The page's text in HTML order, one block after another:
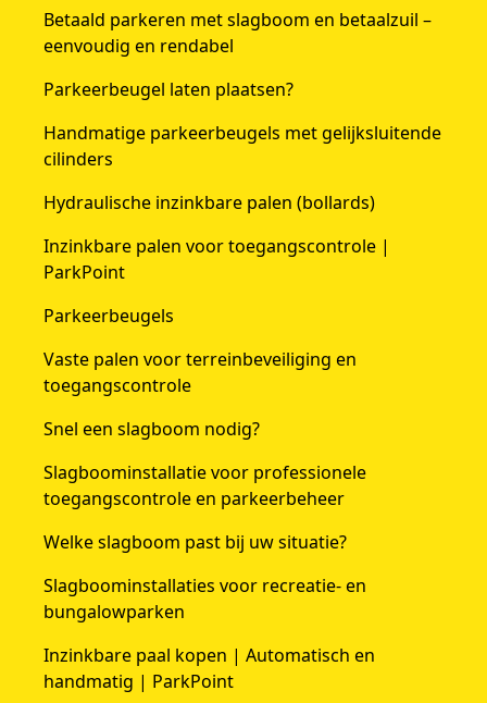
Betaald parkeren met slagboom en betaalzuil –
eenvoudig en rendabel
Parkeerbeugel laten plaatsen?
Handmatige parkeerbeugels met gelijksluitende
cilinders
Hydraulische inzinkbare palen (bollards)
Inzinkbare palen voor toegangscontrole |
ParkPoint
Parkeerbeugels
Vaste palen voor terreinbeveiliging en
toegangscontrole
Snel een slagboom nodig?
Slagboominstallatie voor professionele
toegangscontrole en parkeerbeheer
Welke slagboom past bij uw situatie?
Slagboominstallaties voor recreatie- en
bungalowparken
Inzinkbare paal kopen | Automatisch en
handmatig | ParkPoint